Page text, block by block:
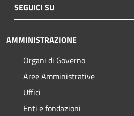
SEGUICI SU
AMMINISTRAZIONE
Organi di Governo
Aree Amministrative
Uffici
Enti e fondazioni